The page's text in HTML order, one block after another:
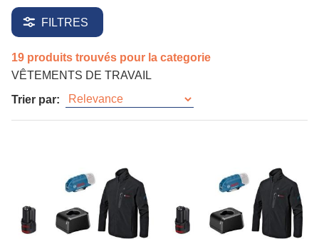
FILTRES
19 produits trouvés pour la categorie
VÊTEMENTS DE TRAVAIL
Trier par: